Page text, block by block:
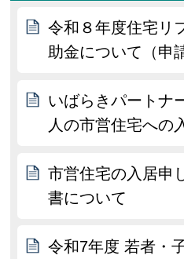
令和８年度住宅リ
助金について（申
いばらきパートナ
人の市営住宅への
市営住宅の入居申
書について
令和7年度 若者・